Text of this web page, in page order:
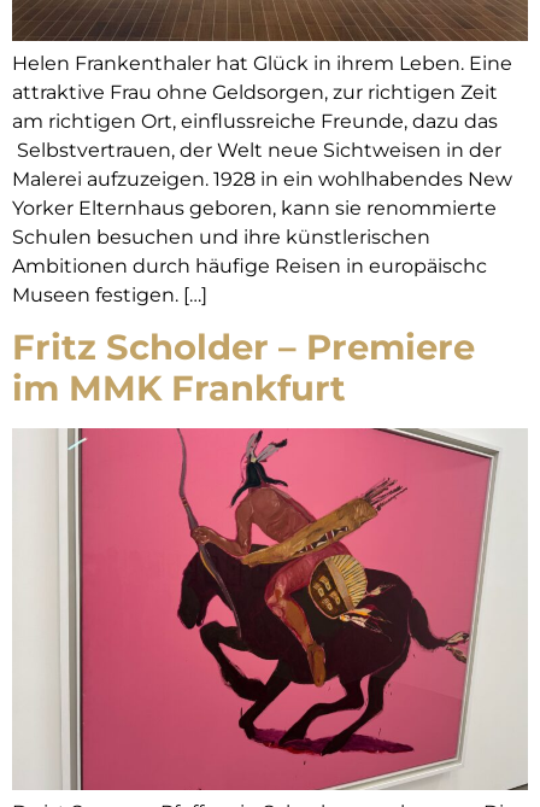
Helen Frankenthaler hat Glück in ihrem Leben. Eine
attraktive Frau ohne Geldsorgen, zur richtigen Zeit
am richtigen Ort, einflussreiche Freunde, dazu das
Selbstvertrauen, der Welt neue Sichtweisen in der
Malerei aufzuzeigen. 1928 in ein wohlhabendes New
Yorker Elternhaus geboren, kann sie renommierte
Schulen besuchen und ihre künstlerischen
Ambitionen durch häufige Reisen in europäischc
Museen festigen. […]
Fritz Scholder – Premiere
im MMK Frankfurt